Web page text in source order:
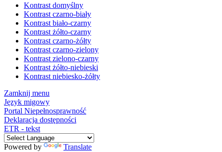
Kontrast domyślny
Kontrast czarno-biały
Kontrast biało-czarny
Kontrast żółto-czarny
Kontrast czarno-żółty
Kontrast czarno-zielony
Kontrast zielono-czarny
Kontrast żółto-niebieski
Kontrast niebiesko-żółty
Zamknij menu
Język migowy
Portal Niepełnosprawność
Deklaracja dostępności
ETR - tekst
Powered by
Translate